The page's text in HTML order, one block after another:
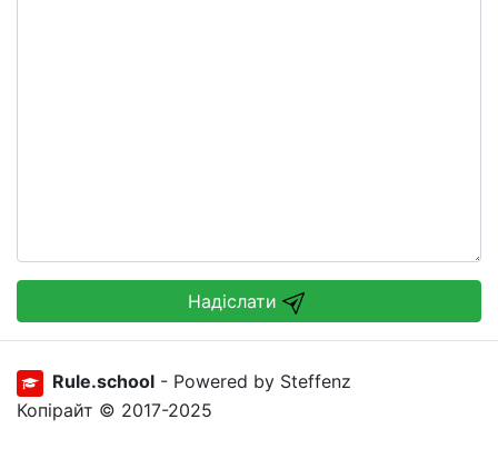
Надіслати
Rule.school - Powered by Steffenz
Копірайт © 2017-2025